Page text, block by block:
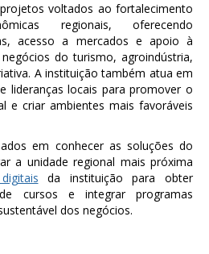
voltados ao fortalecimento
regionais, oferecendo
acesso a mercados e apoio à
do turismo, agroindústria,
A instituição também atua em
lideranças locais para promover o
e criar ambientes mais favoráveis
em conhecer as soluções do
a unidade regional mais próxima
da instituição para obter
cursos e integrar programas
dos negócios.